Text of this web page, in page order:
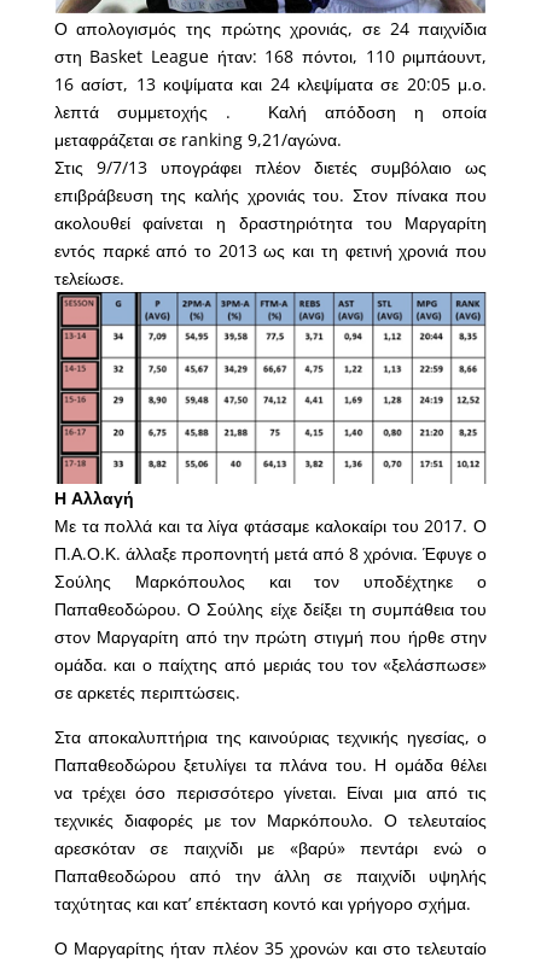
Ο απολογισμός της πρώτης χρονιάς, σε 24 παιχνίδια
στη Basket League ήταν: 168 πόντοι, 110 ριμπάουντ,
16 ασίστ, 13 κοψίματα και 24 κλεψίματα σε 20:05 μ.ο.
λεπτά συμμετοχής . Καλή απόδοση η οποία
μεταφράζεται σε ranking 9,21/αγώνα.
Στις 9/7/13 υπογράφει πλέον διετές συμβόλαιο ως
επιβράβευση της καλής χρονιάς του. Στον πίνακα που
ακολουθεί φαίνεται η δραστηριότητα του Μαργαρίτη
εντός παρκέ από το 2013 ως και τη φετινή χρονιά που
τελείωσε.
Η Αλλαγή
Με τα πολλά και τα λίγα φτάσαμε καλοκαίρι του 2017. Ο
Π.Α.Ο.Κ. άλλαξε προπονητή μετά από 8 χρόνια. Έφυγε ο
Σούλης Μαρκόπουλος και τον υποδέχτηκε ο
Παπαθεοδώρου. Ο Σούλης είχε δείξει τη συμπάθεια του
στον Μαργαρίτη από την πρώτη στιγμή που ήρθε στην
ομάδα. και ο παίχτης από μεριάς του τον «ξελάσπωσε»
σε αρκετές περιπτώσεις.
Στα αποκαλυπτήρια της καινούριας τεχνικής ηγεσίας, ο
Παπαθεοδώρου ξετυλίγει τα πλάνα του. Η ομάδα θέλει
να τρέχει όσο περισσότερο γίνεται. Είναι μια από τις
τεχνικές διαφορές με τον Μαρκόπουλο. Ο τελευταίος
αρεσκόταν σε παιχνίδι με «βαρύ» πεντάρι ενώ ο
Παπαθεοδώρου από την άλλη σε παιχνίδι υψηλής
ταχύτητας και κατ’ επέκταση κοντό και γρήγορο σχήμα.
Ο Μαργαρίτης ήταν πλέον 35 χρονών και στο τελευταίο